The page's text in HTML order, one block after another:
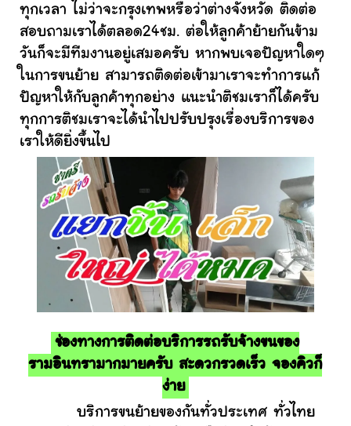
ทุกเวลา ไม่ว่าจะกรุงเทพหรือว่าต่างจังหวัด ติดต่อ
สอบถามเราได้ตลอด24ชม. ต่อให้ลูกค้าย้ายกันข้าม
วันก็จะมีทีมงานอยู่เสมอครับ หากพบเจอปัญหาใดๆ
ในการขนย้าย สามารถติดต่อเข้ามาเราจะทำการแก้
ปัญหาให้กับลูกค้าทุกอย่าง แนะนำติชมเราก็ได้ครับ
ทุกการติชมเราจะได้นำไปปรับปรุงเรื่องบริการของ
เราให้ดียิ่งขึ้นไป
ช่องทางการติดต่อบริการรถรับจ้างขนของ
รามอินทรามากมายครับ สะดวกรวดเร็ว จองคิวก็
ง่าย
บริการขนย้ายของกันทั่วประเทศ ทั่วไทย